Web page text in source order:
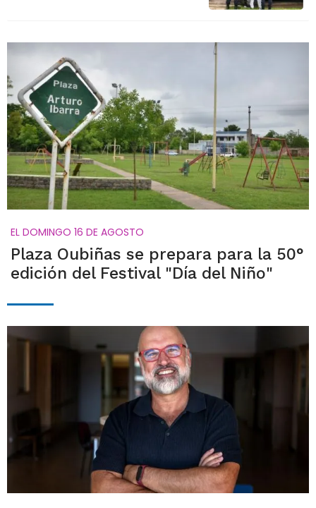
EL DOMINGO 16 DE AGOSTO
Plaza Oubiñas se prepara para la 50°
edición del Festival "Día del Niño"